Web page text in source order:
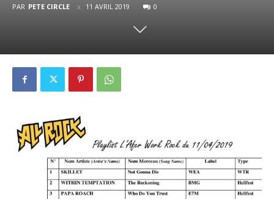
PAR PETE CIRCLE 11 AVRIL 2019 0